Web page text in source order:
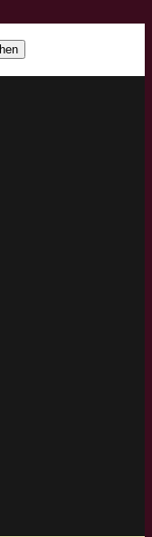
Lesungen.